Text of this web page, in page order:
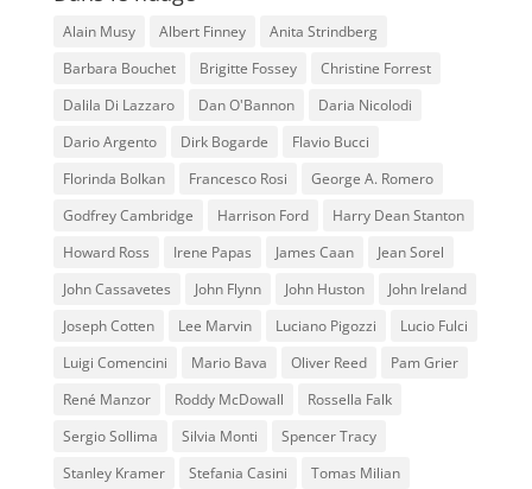
Alain Musy Albert Finney
Anita Strindberg
Barbara Bouchet
Brigitte Fossey
Christine Forrest
Dalila Di Lazzaro
Dan O'Bannon
Daria Nicolodi
Dario Argento
Dirk Bogarde
Flavio Bucci
Florinda Bolkan
Francesco Rosi
George A. Romero
Godfrey Cambridge
Harrison Ford
Harry Dean Stanton
Howard Ross
Irene Papas James Caan
Jean Sorel
John Cassavetes
John Flynn John Huston
John Ireland
Joseph Cotten
Lee Marvin Luciano Pigozzi
Lucio Fulci
Luigi Comencini
Mario Bava Oliver Reed
Pam Grier
René Manzor
Roddy McDowall
Rossella Falk
Sergio Sollima
Silvia Monti
Spencer Tracy
Stanley Kramer
Stefania Casini Tomas Milian